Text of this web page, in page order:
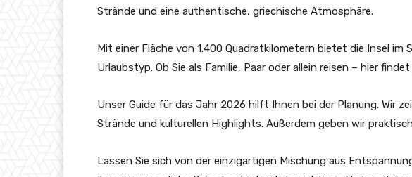
Strände und eine authentische, griechische Atmosphäre.
Mit einer Fläche von 1.400 Quadratkilometern bietet die Insel im
Urlaubstyp. Ob Sie als Familie, Paar oder allein reisen – hier
Unser Guide für das Jahr 2026 hilft Ihnen bei der Planung. Wir
Strände und kulturellen Highlights. Außerdem geben wir
Lassen Sie sich von der einzigartigen Mischung aus